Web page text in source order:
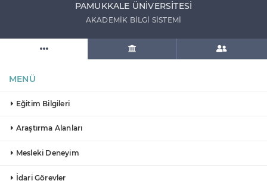
PAMUKKALE ÜNIVERSITESI
AKADEMIK BILGI SISTEMI
MENÜ
Eğitim Bilgileri
Araştırma Alanları
Mesleki Deneyim
İdari Görevler